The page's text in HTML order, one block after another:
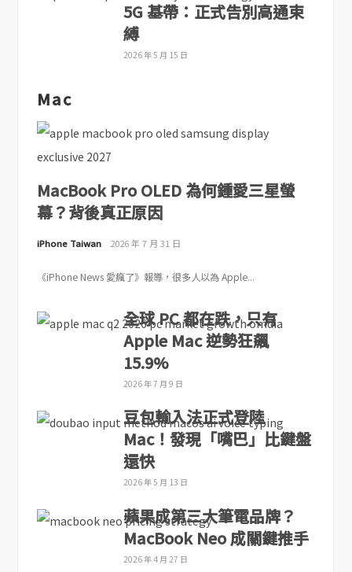
5G 基帶：正式告別高通束
縛
2026 年 5 月 15 日
Mac
MacBook Pro OLED 為何鍾愛三星螢
幕？背後真正原因
iPhone Taiwan 2026 年 7 月 31 日
《iPhone News 愛瘋了》報導，很多人以為 Apple...
全球 PC 都在跌，只有
Apple Mac 逆勢狂飆
15.9%
2026 年 7 月 9 日
豆包輸入法正式登陸
Mac！發現「嘴巴」比鍵盤
還快
2026 年 5 月 13 日
蘋果成第三大筆電品牌？
MacBook Neo 成關鍵推手
2026 年 4 月 27 日